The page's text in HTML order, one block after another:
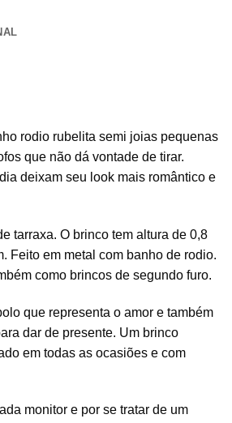
rodio rubelita semi joias pequenas
que não dá vontade de tirar.
deixam seu look mais romântico e
tarraxa. O brinco tem altura de 0,8
Feito em metal com banho de rodio.
como brincos de segundo furo.
que representa o amor e também
dar de presente. Um brinco
em todas as ocasiões e com
monitor e por se tratar de um